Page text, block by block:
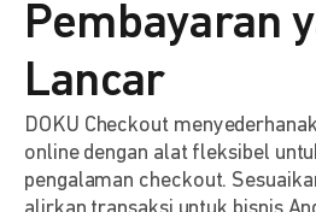
Pembayaran
Lancar
DOKU Checkout
online dengan alat fleksibel
pengalaman checkout.